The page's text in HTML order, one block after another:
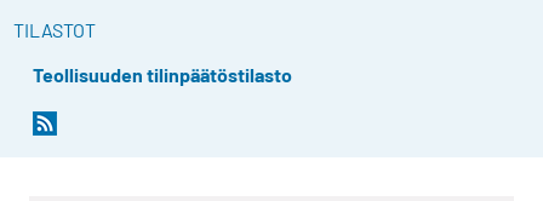
TILASTOT
Teollisuuden tilinpäätöstilasto